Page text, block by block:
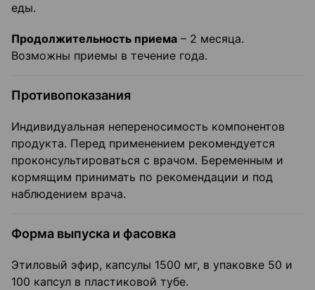
еды.
Продолжительность приема – 2 месяца.
Возможны приемы в течение года.
Противопоказания
Индивидуальная непереносимость компонентов
продукта. Перед применением рекомендуется
проконсультироваться с врачом. Беременным и
кормящим принимать по рекомендации и под
наблюдением врача.
Форма выпуска и фасовка
Этиловый эфир, капсулы 1500 мг, в упаковке 50 и
100 капсул в пластиковой тубе.